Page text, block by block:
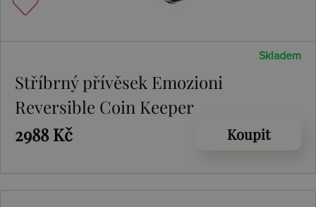
Skladem
Stříbrný přívěsek Emozioni
Reversible Coin Keeper
2988 Kč
Koupit